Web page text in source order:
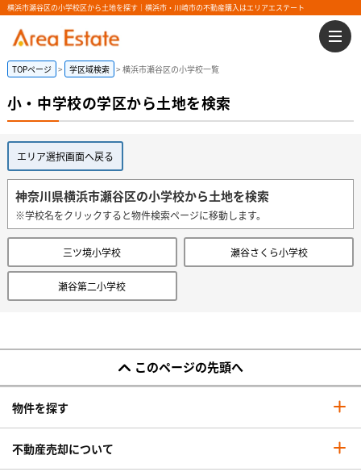
横浜市瀬谷区の小学校区から土地を探す｜横浜市・川崎市の不動産購入はエリアエステート
TOPページ 学区域検索 横浜市瀬谷区の小学校一覧
小・中学校の学区から土地を検索
エリア選択画面へ戻る
神奈川県横浜市瀬谷区の小学校から土地を検索
※学校名をクリックすると物件検索ページに移動します。
三ツ境小学校 瀬谷さくら小学校
瀬谷第二小学校
このページの先頭へ
物件を探す
不動産売却について